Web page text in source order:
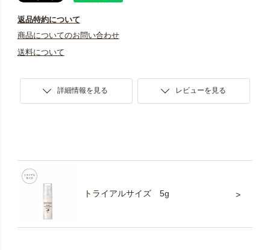
返品特約について
商品についてのお問い合わせ
送料について
詳細情報を見る レビューを見る
トライアルサイズ 5g